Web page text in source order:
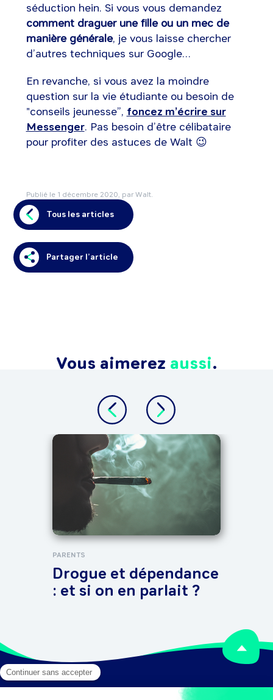
Tous les articles
Partager l’article
séduction hein. Si vous vous demandez
comment draguer une fille ou un mec de
manière générale, je vous laisse chercher
d’autres techniques sur Google…
En revanche, si vous avez la moindre
question sur la vie étudiante ou besoin de
"conseils jeunesse”, foncez m’écrire sur
Messenger. Pas besoin d’être célibataire
pour profiter des astuces de Walt 😉
Publié le 1 décembre 2020 , par Walt.
Vous aimerez aussi.
PARENTS
Drogue et dépendance
: et si on en parlait ?